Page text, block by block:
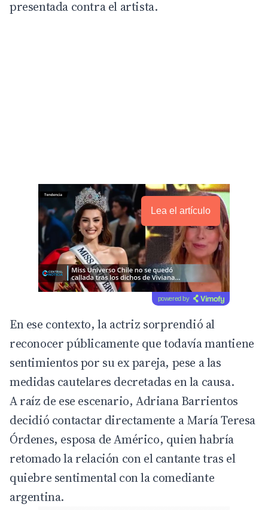
presentada contra el artista.
Lea el artículo
powered by
En ese contexto, la actriz sorprendió al
reconocer públicamente que todavía mantiene
sentimientos por su ex pareja, pese a las
medidas cautelares decretadas en la causa.
A raíz de ese escenario, Adriana Barrientos
decidió contactar directamente a María Teresa
Órdenes, esposa de Américo, quien habría
retomado la relación con el cantante tras el
quiebre sentimental con la comediante
argentina.